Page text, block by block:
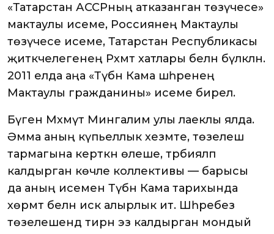
«Татарстан АССРның атказанган төзүчесе»
мактаулы исеме, Россиянең Мактаулы
төзүчесе исеме, Татарстан Республикасы
җитәкчелегенең Рәхмәт хатлары белән бүләкләнә.
2011 елда аңа «Түбән Кама шәһәренең
Мактаулы гражданины» исеме бирелә.
Бүген Мәхмүт Мингалим улы лаеклы ялда.
Әмма аның күпьеллык хезмәте, төзелеш
тармагына керткән өлеше, тәрбияләп
калдырган көчле коллективы — барысы
да аның исемен Түбән Кама тарихында
хөрмәт белән искә алырлык итә. Шәһәребез
төзелешендә тирән эз калдырган мондый